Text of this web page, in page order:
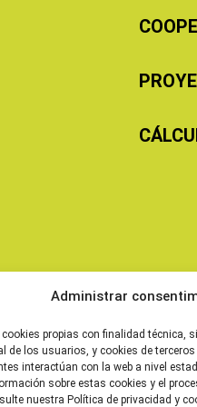
Administrar
propias con finalidad técnica,
de los usuarios, y cookies de
interactúan con la web a nivel
sobre estas cookies y el
nuestra Política de privacidad y